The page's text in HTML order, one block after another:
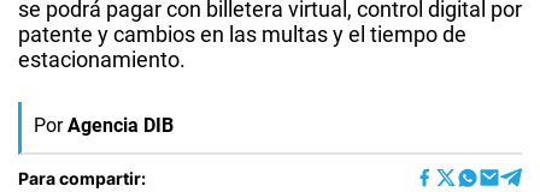
se podrá pagar con billetera virtual, control digital por
patente y cambios en las multas y el tiempo de
estacionamiento.
Por Agencia DIB
Para compartir: